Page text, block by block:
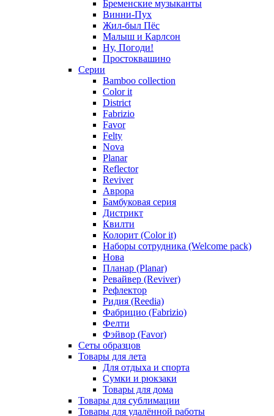
Бременские музыканты
Винни-Пух
Жил-был Пёс
Малыш и Карлсон
Ну, Погоди!
Простоквашино
Серии
Bamboo collection
Color it
District
Fabrizio
Favor
Felty
Nova
Planar
Reflector
Reviver
Аврора
Бамбуковая серия
Дистрикт
Квилти
Колорит (Color it)
Наборы сотрудника (Welcome pack)
Нова
Планар (Planar)
Ревайвер (Reviver)
Рефлектор
Ридия (Reedia)
Фабрицио (Fabrizio)
Фелти
Фэйвор (Favor)
Сеты образцов
Товары для лета
Для отдыха и спорта
Сумки и рюкзаки
Товары для дома
Товары для сублимации
Товары для удалённой работы